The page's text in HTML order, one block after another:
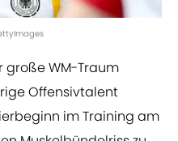
große WM-Traum
Offensivtalent
im Training am